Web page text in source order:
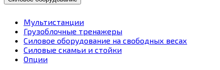
Мультистанции
Грузоблочные тренажеры
Силовое оборудование на свободных весах
Силовые скамьи и стойки
Опции